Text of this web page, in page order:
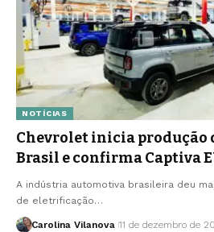
NOTÍCIAS
Chevrolet inicia produção
Brasil e confirma Captiva
A indústria automotiva brasileira deu
de eletrificação…
Carolina Vilanova 11 de dezembro de